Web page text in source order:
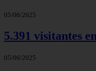
05/06/2025
5.391 visitantes
05/06/2025